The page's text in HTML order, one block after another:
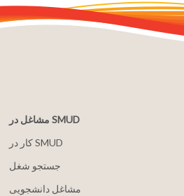
مشاغل در SMUD
کار در SMUD
جستجو شغل
مشاغل دانشجویی